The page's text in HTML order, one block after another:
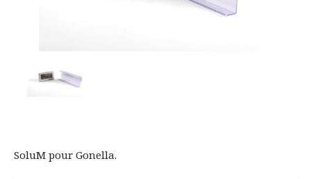
SoluM pour Gonella.